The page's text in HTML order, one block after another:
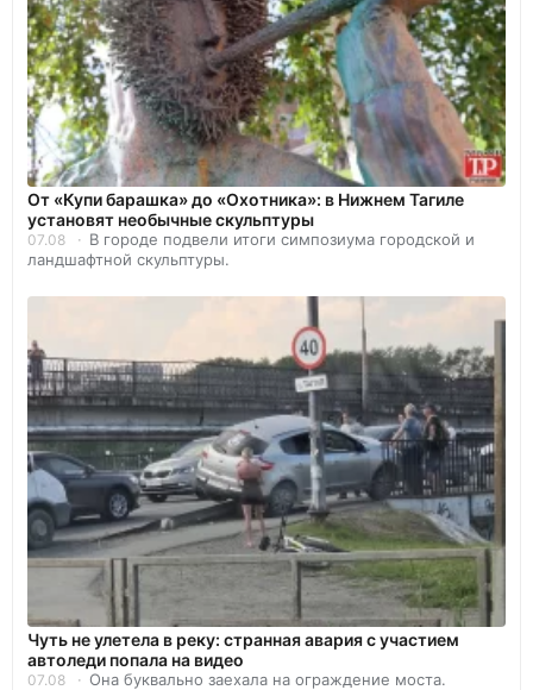
От «Купи барашка» до «Охотника»: в Нижнем Тагиле
установят необычные скульптуры
07.08
В городе подвели итоги симпозиума городской и
ландшафтной скульптуры.
Чуть не улетела в реку: странная авария с участием
автоледи попала на видео
07.08 Она буквально заехала на ограждение моста.